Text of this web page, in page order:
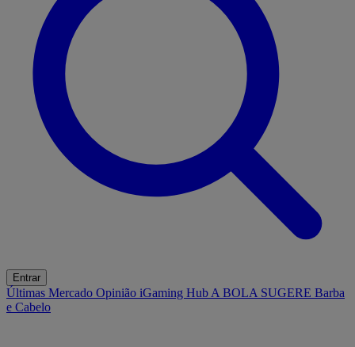
Entrar
Últimas Mercado Opinião iGaming Hub A BOLA SUGERE Barba
e Cabelo